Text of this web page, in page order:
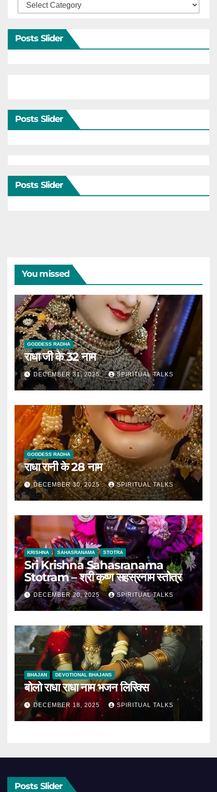
Categories
Posts Slider
Posts Slider
Posts Slider
You missed
GODDESS RADHA
राधा जी के 32 नाम
DECEMBER 31, 2025 SPIRITUAL TALKS
GODDESS RADHA
राधा रानी के 28 नाम
DECEMBER 30, 2025 SPIRITUAL TALKS
KRISHNA SAHASRANAMA STOTRA
Sri Krishna Sahasranama
Stotram – श्री कृष्ण सहस्रनाम स्तोत्र
DECEMBER 20, 2025 SPIRITUAL TALKS
BHAJAN DEVOTIONAL BHAJANS
बोलो राधा राधा नाम भजन लिरिक्स
DECEMBER 18, 2025 SPIRITUAL TALKS
Posts Slider